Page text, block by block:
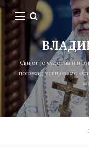
Свијет је чудесан и
понекад успијевамо